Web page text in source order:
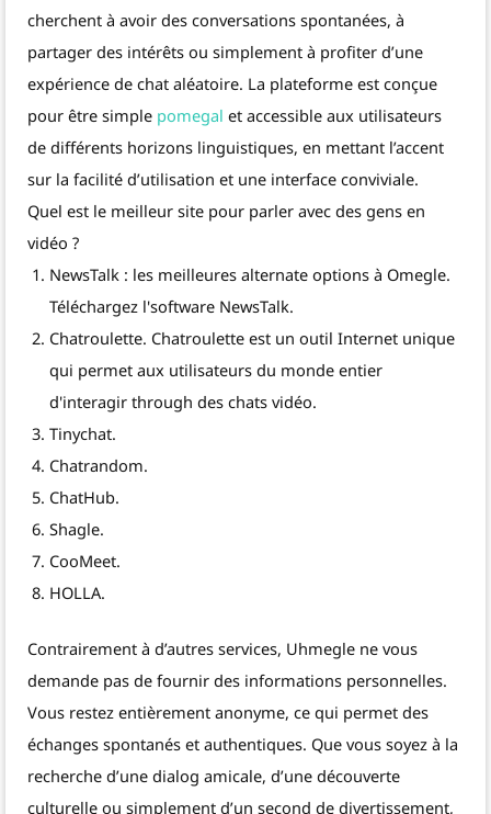
cherchent à avoir des conversations spontanées, à
partager des intérêts ou simplement à profiter d’une
expérience de chat aléatoire. La plateforme est conçue
pour être simple pomegal et accessible aux utilisateurs
de différents horizons linguistiques, en mettant l’accent
sur la facilité d’utilisation et une interface conviviale.
Quel est le meilleur site pour parler avec des gens en
vidéo ?
NewsTalk : les meilleures alternate options à Omegle.
Téléchargez l'software NewsTalk.
Chatroulette. Chatroulette est un outil Internet unique
qui permet aux utilisateurs du monde entier
d'interagir through des chats vidéo.
Tinychat.
Chatrandom.
ChatHub.
Shagle.
CooMeet.
HOLLA.
Contrairement à d’autres services, Uhmegle ne vous
demande pas de fournir des informations personnelles.
Vous restez entièrement anonyme, ce qui permet des
échanges spontanés et authentiques. Que vous soyez à la
recherche d’une dialog amicale, d’une découverte
culturelle ou simplement d’un second de divertissement,